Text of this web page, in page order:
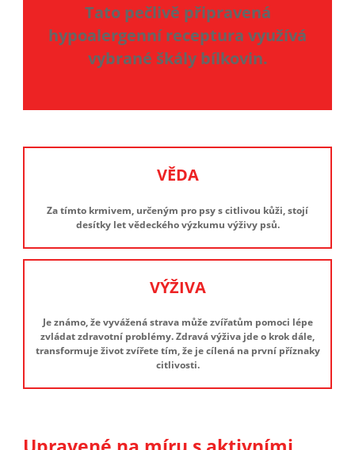
Tato pečlivě připravená
hypoalergenní receptura využívá
vybrané škály bílkovin.
VĚDA
Za tímto krmivem, určeným pro psy s citlivou kůži, stojí
desítky let vědeckého výzkumu výživy psů.
VÝŽIVA
Je známo, že vyvážená strava může zvířatům pomoci lépe
zvládat zdravotní problémy. Zdravá výživa jde o krok dále,
transformuje život zvířete tím, že je cílená na první příznaky
citlivosti.